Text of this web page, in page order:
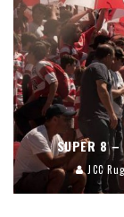
SUPER 8 –
JCC